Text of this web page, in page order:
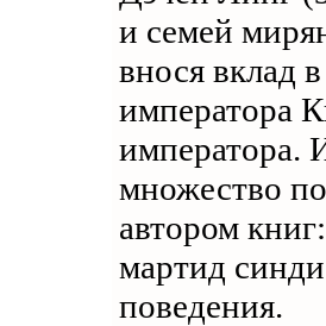
и семей
внося вклад
императора
императора.
множество
автором
мартид
поведения.